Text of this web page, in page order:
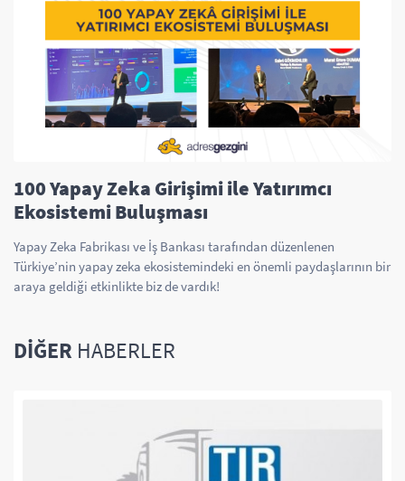
100 Yapay Zeka Girişimi ile Yatırımcı
Ekosistemi Buluşması
Yapay Zeka Fabrikası ve İş Bankası tarafından düzenlenen
Türkiye’nin yapay zeka ekosistemindeki en önemli paydaşlarının bir
araya geldiği etkinlikte biz de vardık!
DIĞER HABERLER